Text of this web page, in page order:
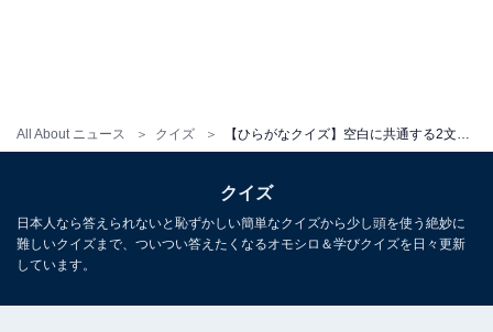
All About ニュース クイズ
クイズ
日本人なら答えられないと恥ずかしい簡単なクイズから少し頭を使う絶妙に
難しいクイズまで、ついつい答えたくなるオモシロ＆学びクイズを日々更新
しています。